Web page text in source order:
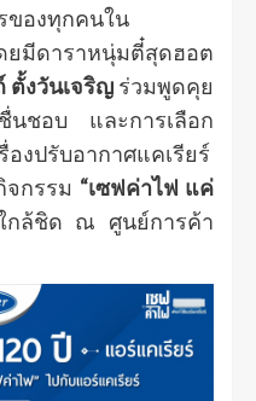
ของทุกคนใน
มีดาราหนุ่มตี๋สุดฮอต
ตั้งวันเจริญร่วมพูดคุย
นชอบ และการเลือก
งปรับอากาศแคเรียร์
กรรม “เซฟค่าไฟ แค่
กล้ชิด ณ ศูนย์การค้า